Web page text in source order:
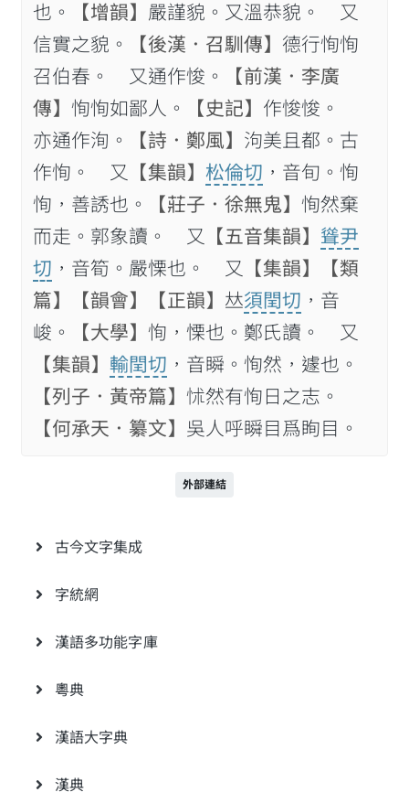
也。
【增韻】 嚴謹貌。又溫恭貌。 又
信實之貌。
【後漢．召馴傳】 德行恂恂
召伯春。 又通作悛。
【前漢．李廣
傳】 恂恂如鄙人。 【史記】 作悛悛。
亦通作洵。
【詩．鄭風】 泃美且都。古
作恂。 又
【集韻】 松倫切 ，音旬。恂
恂，善誘也。
【莊子．徐無鬼】 恂然棄
而走。郭象讀。 又
【五音集韻】 聳尹
切 ，音筍。嚴慄也。 又 【集韻】
【類
篇】
【韻會】 【正韻】 𠀤須閏切 ，音
峻。
【大學】 恂，慄也。鄭氏讀。 又
【集韻】 輸閏切 ，音瞬。恂然，遽也。
【列子．黃帝篇】 怵然有恂日之志。
【何承天．纂文】 吳人呼瞬目爲眴目。
外部連結
古今文字集成
字統網
漢語多功能字庫
粵典
漢語大字典
漢典